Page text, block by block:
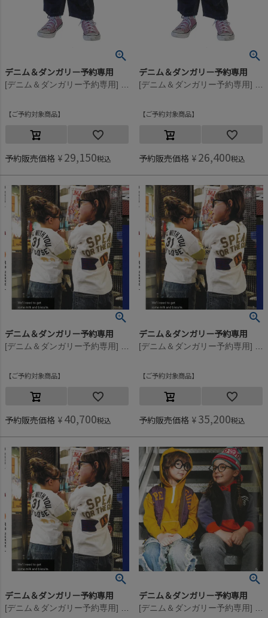
デニム＆ダンガリー予約専用
ご予約対象商品
予約販売価格 ¥ 29,150税込
デニム＆ダンガリー予約専用
ご予約対象商品
予約販売価格 ¥ 26,400税込
デニム＆ダンガリー予約専用
ご予約対象商品
予約販売価格 ¥ 40,700税込
デニム＆ダンガリー予約専用
ご予約対象商品
予約販売価格 ¥ 35,200税込
デニム＆ダンガリー予約専用 デニム＆ダンガリー予約専用